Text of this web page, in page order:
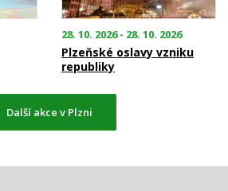
28. 10. 2026 - 28. 10. 2026
Plzeňské oslavy vzniku
republiky
Další akce v Plzni